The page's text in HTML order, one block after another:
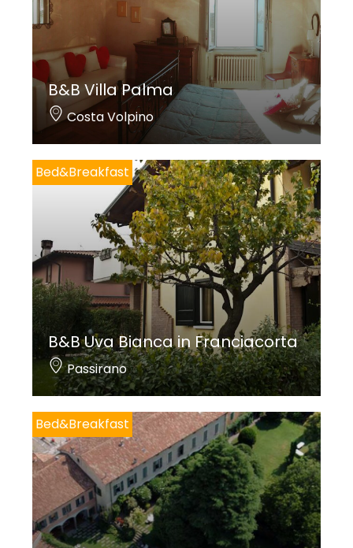
B&B Villa Palma
Costa Volpino
Bed&Breakfast
B&B Uva Bianca in Franciacorta
Passirano
Bed&Breakfast